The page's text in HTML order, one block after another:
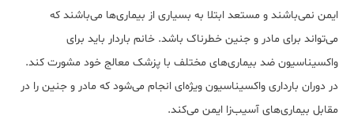
ایمن نمی‌باشند و مستعد ابتلا به بسیاری از بیماری‌ها می‌باشند که
می‌تواند برای مادر و جنین خطرناک باشد. خانم باردار باید برای
واکسیناسیون ضد بیماری‌های مختلف با پزشک معالج خود مشورت کند.
در دوران بارداری واکسیناسیون ویژه‌ای انجام می‌شود که مادر و جنین را در
مقابل بیماری‌های آسیب‌زا ایمن می‌کند.